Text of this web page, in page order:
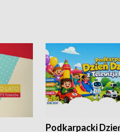
Podkarpacki